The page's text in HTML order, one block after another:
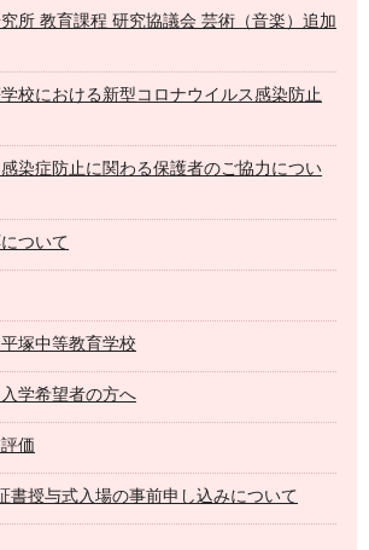
所 教育課程 研究協議会 芸術（音楽）追加
校における新型コロナウイルス感染防止
染症防止に関わる保護者のご協力につい
ついて
平塚中等教育学校
入学希望者の方へ
価
書授与式入場の事前申し込みについて